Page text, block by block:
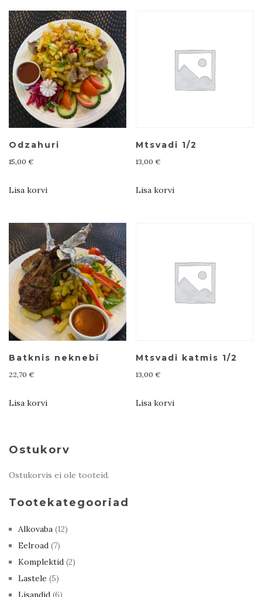
Odzahuri
15,00 €
Lisa korvi
Mtsvadi 1/2
13,00 €
Lisa korvi
Batknis neknebi
22,70 €
Lisa korvi
Mtsvadi katmis 1/2
13,00 €
Lisa korvi
Ostukorv
Ostukorvis ei ole tooteid.
Tootekategooriad
Alkovaba (12)
Eelroad (7)
Komplektid (2)
Lastele (5)
Lisandid (6)